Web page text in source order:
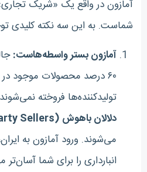
آمازون در واقع یک «شریک
شماست. به این سه نکته کلیدی
آمازون بستر واسطه‌هاست:
۶۰ درصد محصولات موجود
تولیدکننده‌ها فروخته
دلالان باهوش (Third-party Sellers)
می‌شوند. ورود آمازون به
انبارداری را برای شما